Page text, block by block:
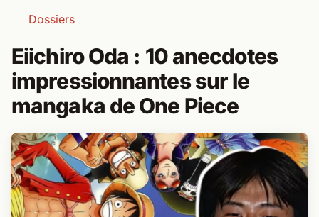
Dossiers
Eiichiro Oda : 10 anecdotes
impressionnantes sur le
mangaka de One Piece